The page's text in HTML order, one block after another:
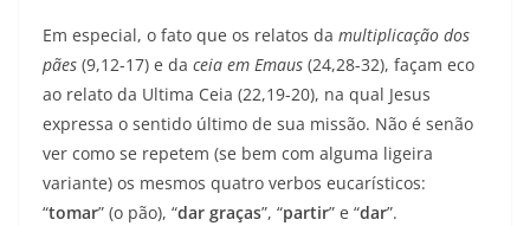
Em especial, o fato que os relatos da multiplicação dos
pães (9,12-17) e da ceia em Emaus (24,28-32), façam eco
ao relato da Ultima Ceia (22,19-20), na qual Jesus
expressa o sentido último de sua missão. Não é senão
ver como se repetem (se bem com alguma ligeira
variante) os mesmos quatro verbos eucarísticos:
“tomar” (o pão), “dar graças”, “partir” e “dar”.